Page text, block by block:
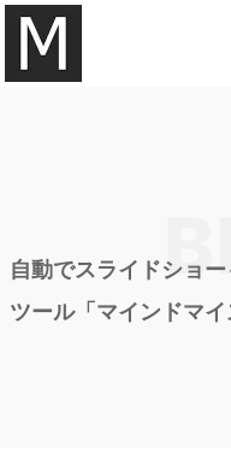
自動でスライドショ
ツール「マインドマ